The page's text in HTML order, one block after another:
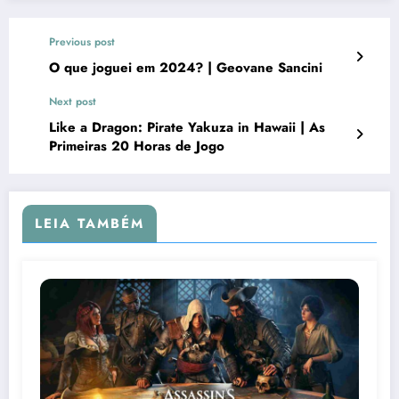
Previous post
O que joguei em 2024? | Geovane Sancini
Next post
Like a Dragon: Pirate Yakuza in Hawaii | As
Primeiras 20 Horas de Jogo
LEIA TAMBÉM